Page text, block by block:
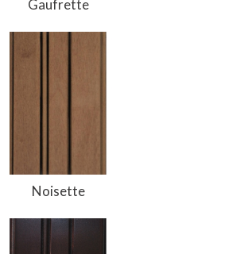
Gaufrette
Noisette